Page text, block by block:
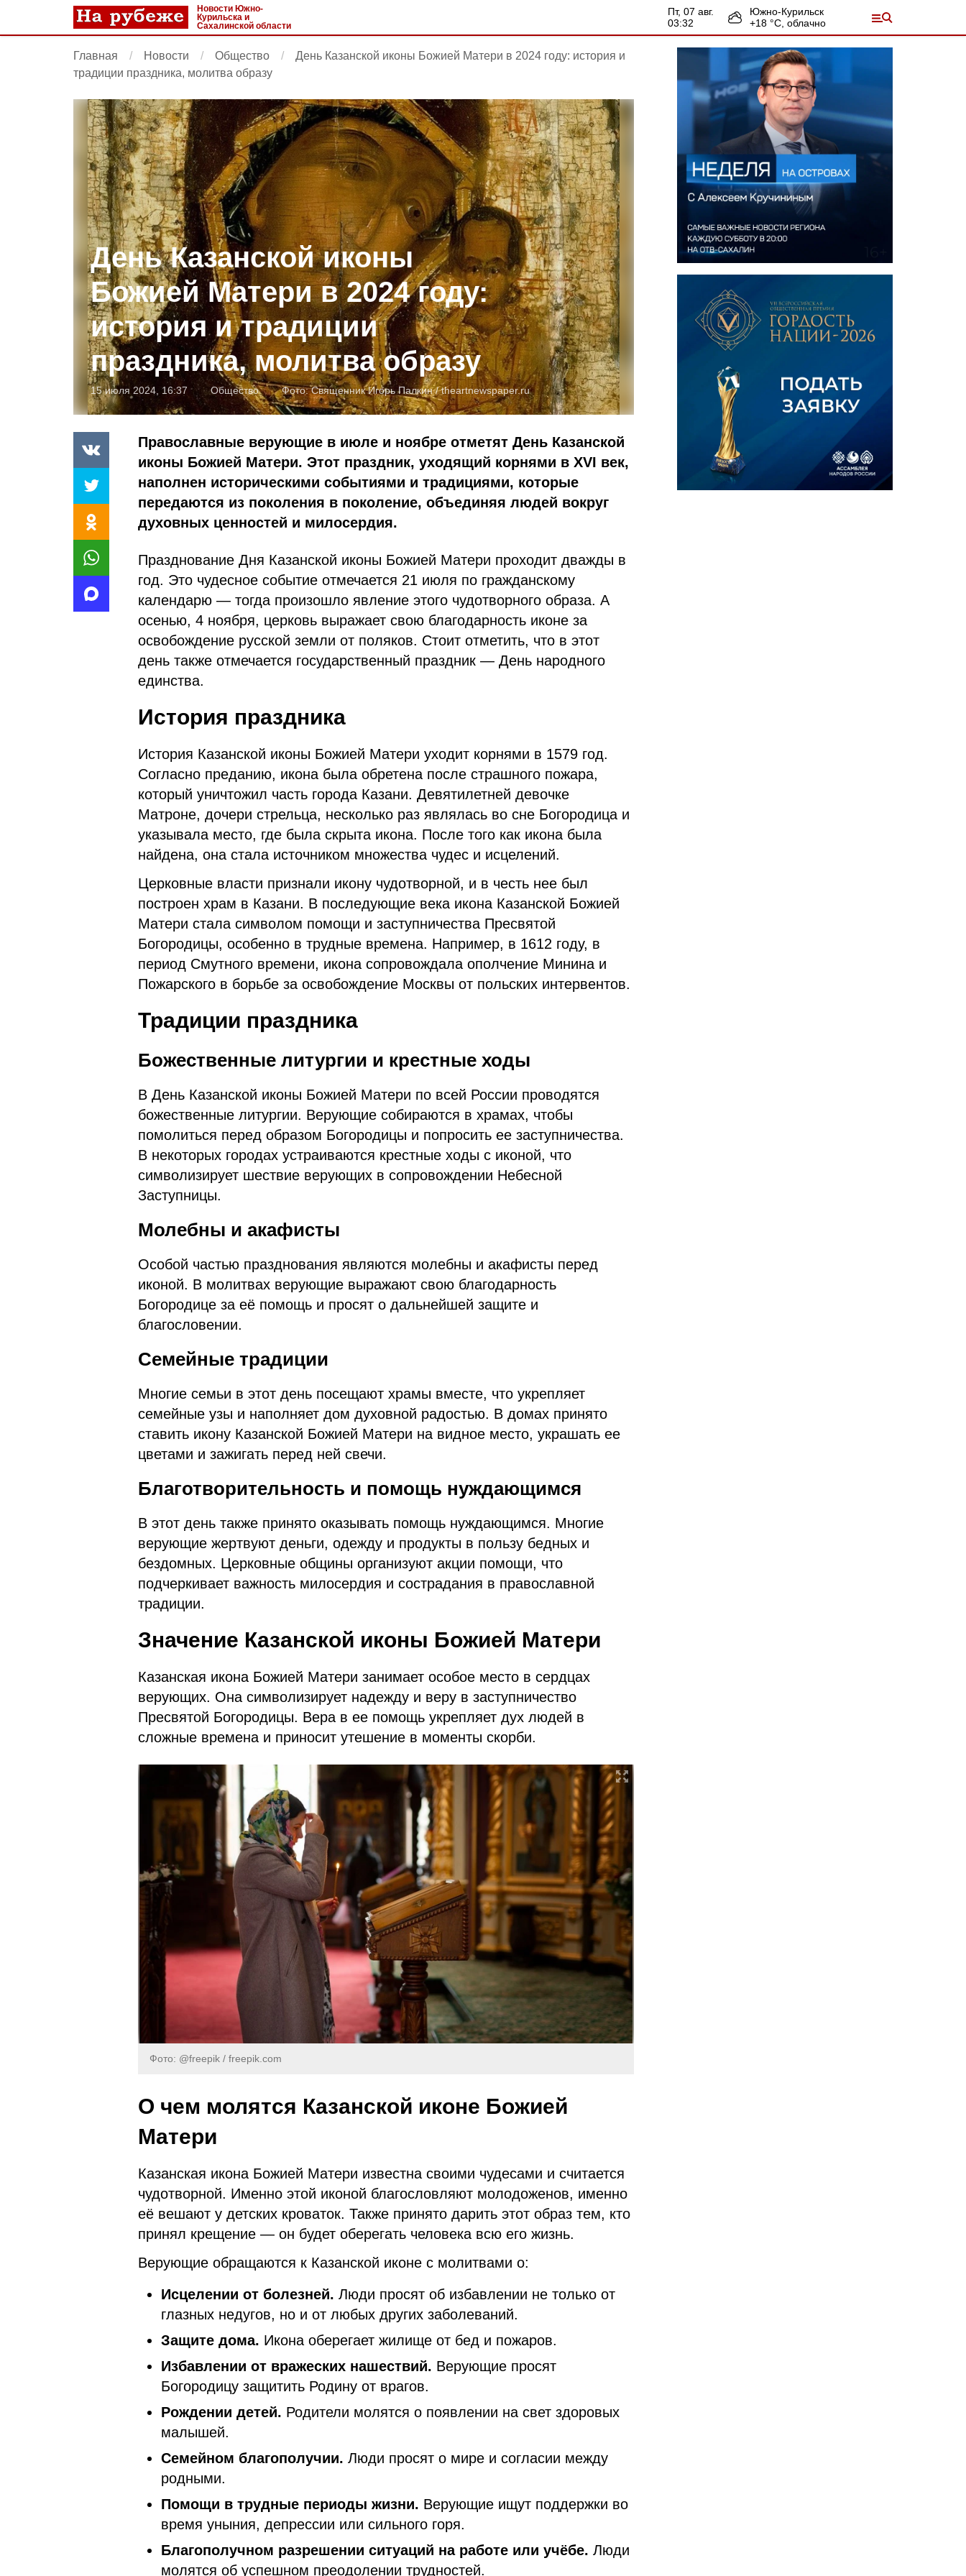
Новости Южно-
Курильска и
Сахалинской области
пт, 07 авг.
03:32
Южно-Курильск
+18 °С, облачно
Главная Новости Общество
День Казанской иконы Божией Матери в 2024 году: история и
традиции праздника, молитва образу
День Казанской иконы
Божией Матери в 2024 году:
история и традиции
праздника, молитва образу
15 июля 2024, 16:37 Общество Фото:Священник Игорь Палкин /theartnewspaper.ru
Православные верующие в июле и ноябре отметят День Казанской
иконы Божией Матери. Этот праздник, уходящий корнями в XVI век,
наполнен историческими событиями и традициями, которые
передаются из поколения в поколение, объединяя людей вокруг
духовных ценностей и милосердия.
Празднование Дня Казанской иконы Божией Матери проходит дважды в
год. Это чудесное событие отмечается 21 июля по гражданскому
календарю — тогда произошло явление этого чудотворного образа. А
осенью, 4 ноября, церковь выражает свою благодарность иконе за
освобождение русской земли от поляков. Стоит отметить, что в этот
день также отмечается государственный праздник — День народного
единства.
История праздника
История Казанской иконы Божией Матери уходит корнями в 1579 год.
Согласно преданию, икона была обретена после страшного пожара,
который уничтожил часть города Казани. Девятилетней девочке
Матроне, дочери стрельца, несколько раз являлась во сне Богородица и
указывала место, где была скрыта икона. После того как икона была
найдена, она стала источником множества чудес и исцелений.
Церковные власти признали икону чудотворной, и в честь нее был
построен храм в Казани. В последующие века икона Казанской Божией
Матери стала символом помощи и заступничества Пресвятой
Богородицы, особенно в трудные времена. Например, в 1612 году, в
период Смутного времени, икона сопровождала ополчение Минина и
Пожарского в борьбе за освобождение Москвы от польских интервентов.
Традиции праздника
Божественные литургии и крестные ходы
В День Казанской иконы Божией Матери по всей России проводятся
божественные литургии. Верующие собираются в храмах, чтобы
помолиться перед образом Богородицы и попросить ее заступничества.
В некоторых городах устраиваются крестные ходы с иконой, что
символизирует шествие верующих в сопровождении Небесной
Заступницы.
Молебны и акафисты
Особой частью празднования являются молебны и акафисты перед
иконой. В молитвах верующие выражают свою благодарность
Богородице за её помощь и просят о дальнейшей защите и
благословении.
Семейные традиции
Многие семьи в этот день посещают храмы вместе, что укрепляет
семейные узы и наполняет дом духовной радостью. В домах принято
ставить икону Казанской Божией Матери на видное место, украшать ее
цветами и зажигать перед ней свечи.
Благотворительность и помощь нуждающимся
В этот день также принято оказывать помощь нуждающимся. Многие
верующие жертвуют деньги, одежду и продукты в пользу бедных и
бездомных. Церковные общины организуют акции помощи, что
подчеркивает важность милосердия и сострадания в православной
традиции.
Значение Казанской иконы Божией Матери
Казанская икона Божией Матери занимает особое место в сердцах
верующих. Она символизирует надежду и веру в заступничество
Пресвятой Богородицы. Вера в ее помощь укрепляет дух людей в
сложные времена и приносит утешение в моменты скорби.
Фото: @freepik / freepik.com
О чем молятся Казанской иконе Божией
Матери
Казанская икона Божией Матери известна своими чудесами и считается
чудотворной. Именно этой иконой благословляют молодоженов, именно
её вешают у детских кроваток. Также принято дарить этот образ тем, кто
принял крещение — он будет оберегать человека всю его жизнь.
Верующие обращаются к Казанской иконе с молитвами о:
Исцелении от болезней. Люди просят об избавлении не только от
глазных недугов, но и от любых других заболеваний.
Защите дома. Икона оберегает жилище от бед и пожаров.
Избавлении от вражеских нашествий. Верующие просят
Богородицу защитить Родину от врагов.
Рождении детей. Родители молятся о появлении на свет здоровых
малышей.
Семейном благополучии. Люди просят о мире и согласии между
родными.
Помощи в трудные периоды жизни. Верующие ищут поддержки во
время уныния, депрессии или сильного горя.
Благополучном разрешении ситуаций на работе или учёбе. Люди
молятся об успешном преодолении трудностей.